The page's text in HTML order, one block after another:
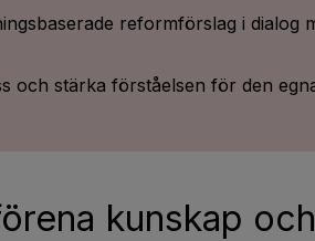
reformförslag i dialog
och stärka förståelsen för den
kunskap och